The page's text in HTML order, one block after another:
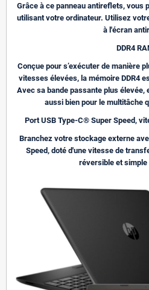
Grâce à ce panneau antireflets, vous
utilisant votre ordinateur. Utilisez
à l'écran
DDR4
Conçue pour s’exécuter de manière
vitesses élevées, la mémoire DDR4
Avec sa bande passante plus
aussi bien pour le multitâche
Port USB Type-C® Super Speed,
Branchez votre stockage externe
Speed, doté d'une vitesse de
réversible et simple